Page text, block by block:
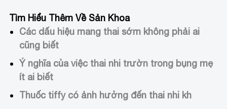
Tìm Hiểu Thêm Về Sản Khoa
Các dấu hiệu mang thai sớm không phải ai
cũng biết
Ý nghĩa của việc thai nhi trườn trong bụng mẹ
ít ai biết
Thuốc tiffy có ảnh hưởng đến thai nhi kh